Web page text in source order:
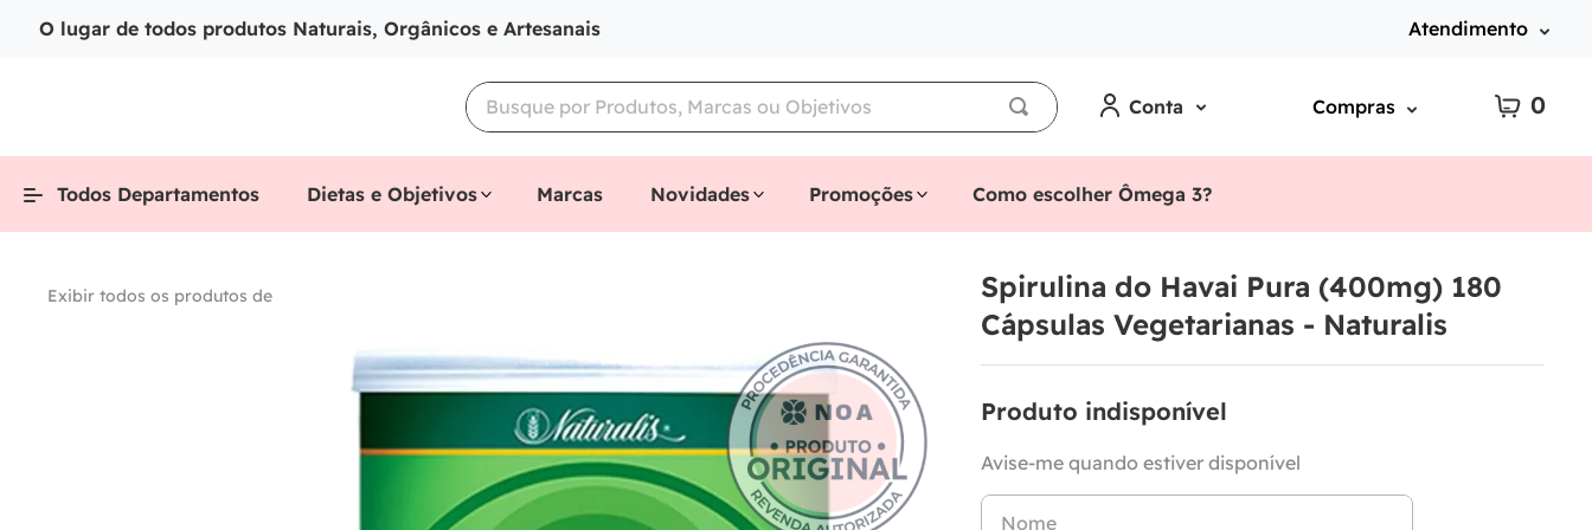
O lugar de todos produtos Naturais, Orgânicos e Artesanais Atendimento
Conta Compras 0
Todos Departamentos Dietas e Objetivos Marcas Novidades Promoções Como escolher Ômega 3?
Exibir todos os produtos de
Spirulina do Havai Pura (400mg) 180
Cápsulas Vegetarianas - Naturalis